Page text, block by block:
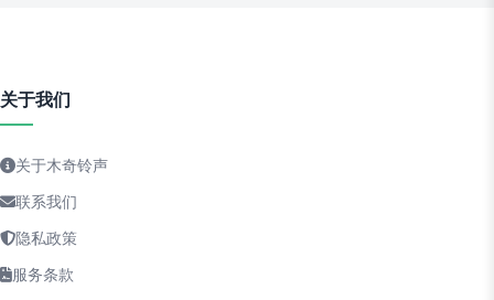
关于我们
关于木奇铃声
联系我们
隐私政策
服务条款